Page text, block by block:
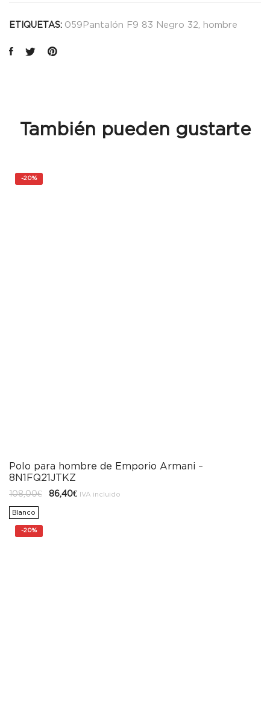
ETIQUETAS: 059Pantalón F9 83 Negro 32 hombre
También pueden gustarte
-20%
Polo para hombre de Emporio Armani –
8N1FQ21JTKZ
108,00€
El
precio
86,40€ElIVA incluido
Blanco
-20%